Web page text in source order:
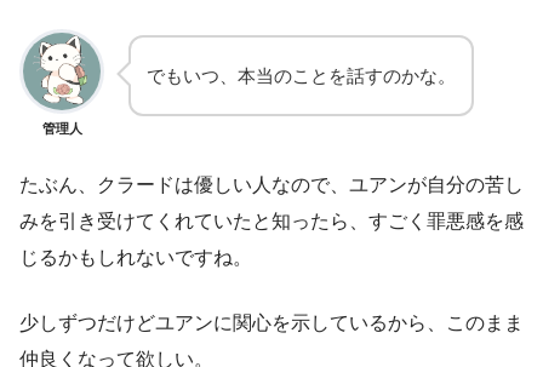
管理人
でもいつ、本当のことを話すのかな。
たぶん、クラードは優しい人なので、ユアンが自分の苦し
みを引き受けてくれていたと知ったら、すごく罪悪感を感
じるかもしれないですね。
少しずつだけどユアンに関心を示しているから、このまま
仲良くなって欲しい。